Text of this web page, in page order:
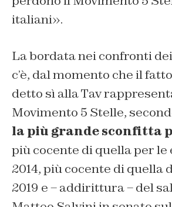
italiani».
La bordata nei confronti
c’è, dal momento che il
detto sì alla Tav
Movimento 5 Stelle,
la più grande sconfitta
più cocente di quella per le
2014, più cocente di quella
2019 e – addirittura – del